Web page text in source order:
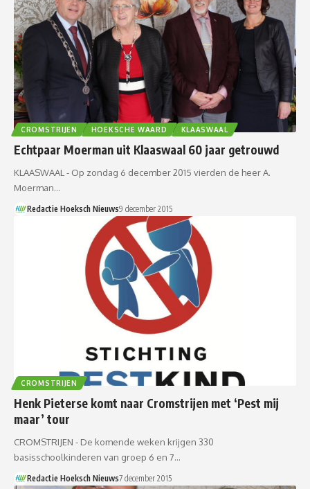
CROMSTRIJEN HOEKSCHE WAARD KLAASWAAL
Echtpaar Moerman uit Klaaswaal 60 jaar getrouwd
KLAASWAAL - Op zondag 6 december 2015 vierden de heer A.
Moerman…
Redactie Hoeksch Nieuws9 december 2015
CROMSTRIJEN
Henk Pieterse komt naar Cromstrijen met ‘Pest mij
maar’ tour
CROMSTRIJEN - De komende weken krijgen 330
basisschoolkinderen van groep 6 en 7…
Redactie Hoeksch Nieuws7 december 2015